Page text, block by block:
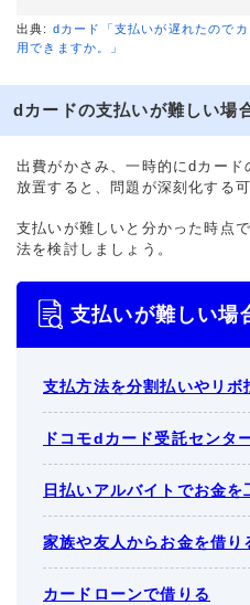
出典: dカード「支払いが遅れたので
用できますか。」
dカードの支払いが難しい場
出費がかさみ、一時的にdカー
放置すると、問題が深刻化する
支払いが難しいと分かった時点
法を検討しましょう。
支払いが難しい場
支払方法を分割払いやリボ
ドコモdカード受託センタ
日払いアルバイトでお金を
家族や友人からお金を借り
カードローンで借りる